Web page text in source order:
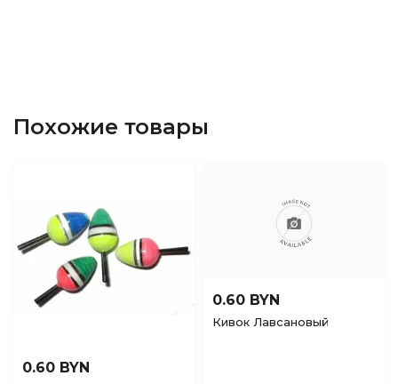
Похожие товары
0.60 BYN
0.60 BYN
Кивок Лавсановый